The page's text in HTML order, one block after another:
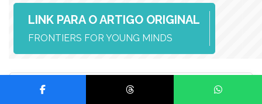
LINK PARA O ARTIGO ORIGINAL
FRONTIERS FOR YOUNG MINDS
Encontrou alguma informação errada neste texto?